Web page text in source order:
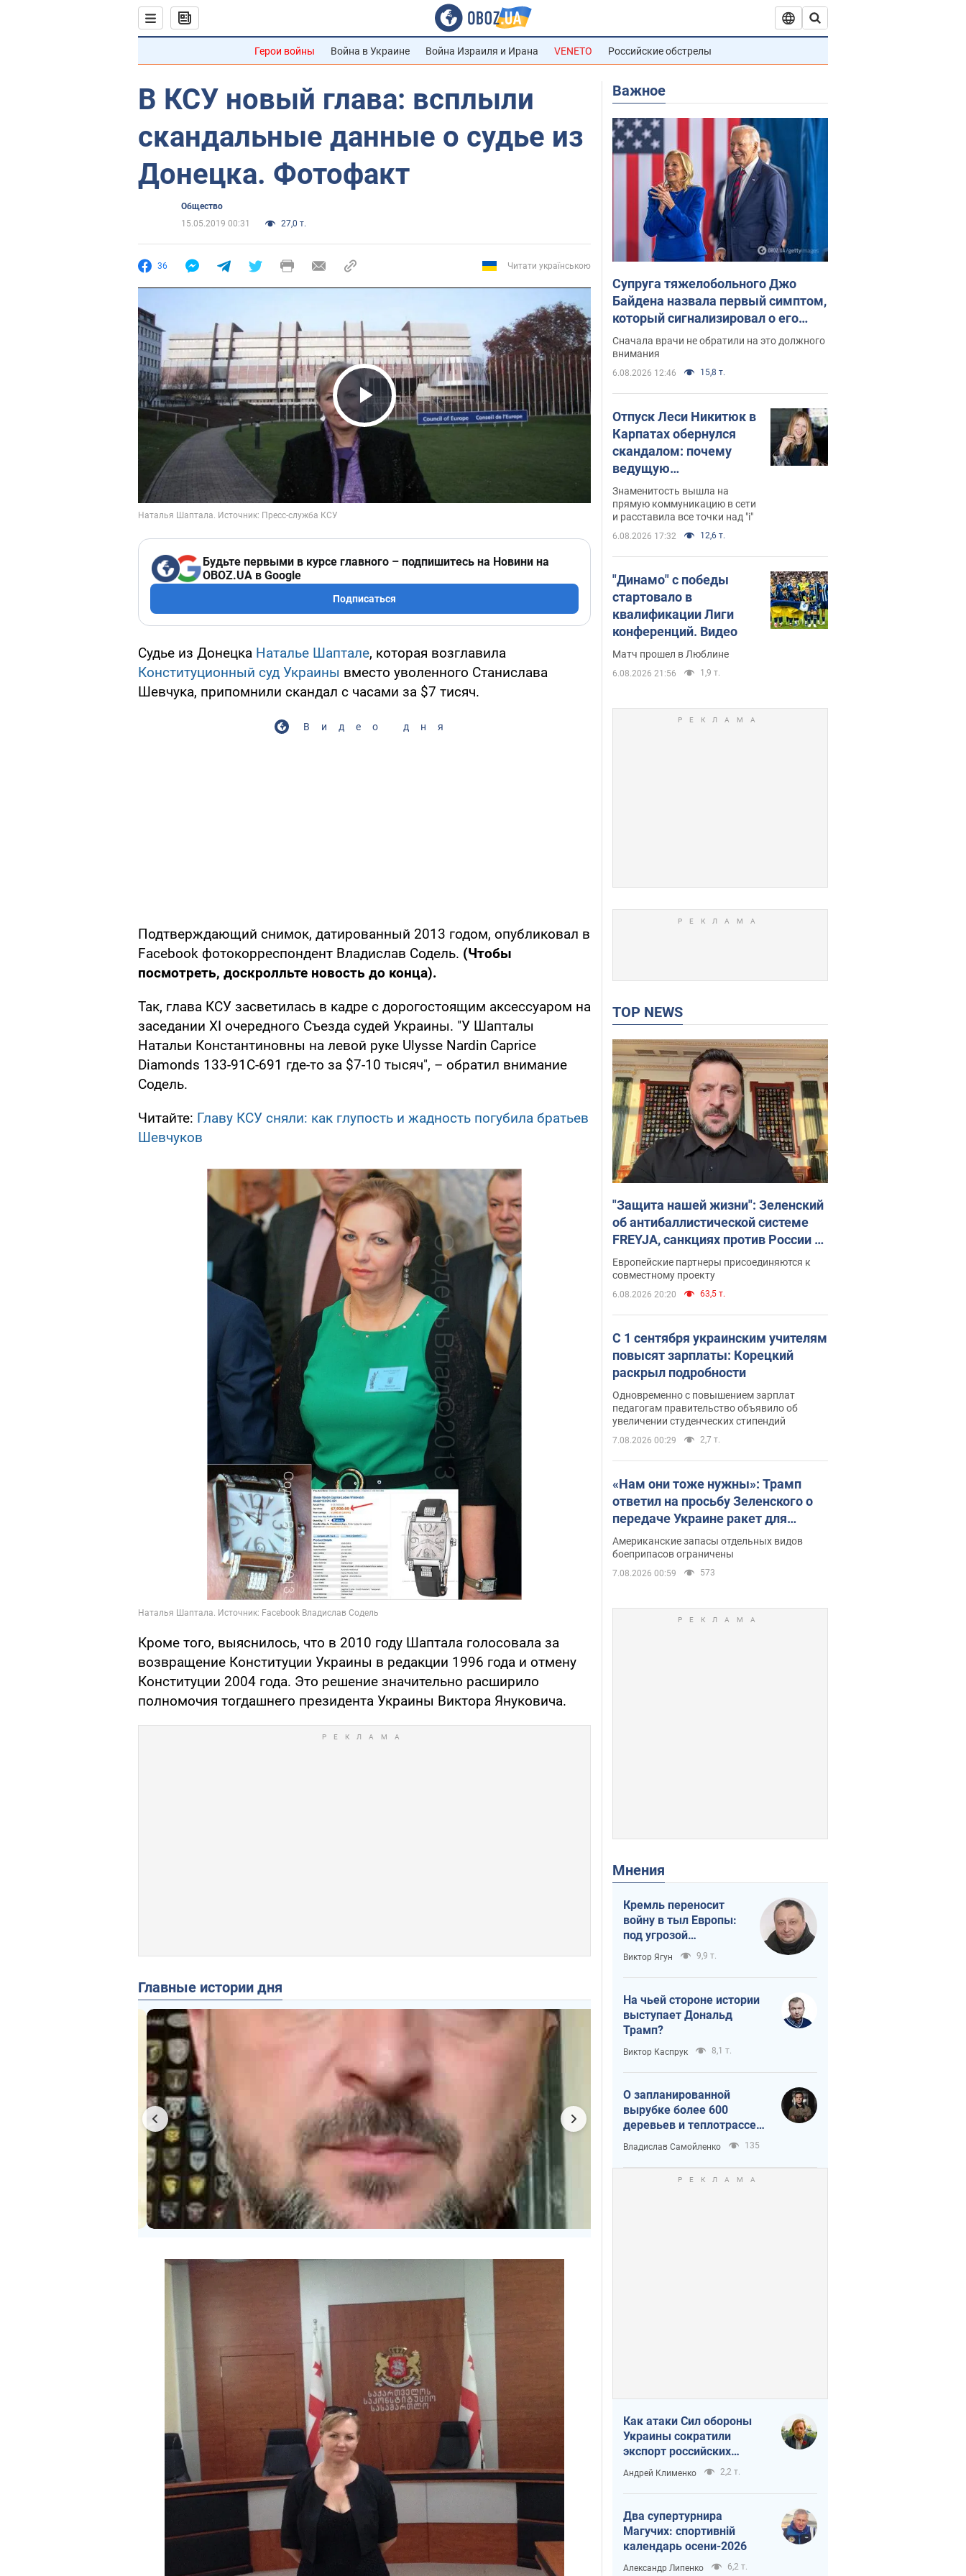
Герои войны Война в Украине Война Израиля и Ирана VENETO Российские обстрелы
В КСУ новый глава: всплыли
скандальные данные о судье из
Донецка. Фотофакт
Общество
15.05.2019 00:31
27,0 т.
36 Читати українською
Play Video
Будьте первыми в курсе главного – подпишитесь на Новини на
OBOZ.UA в Google
Подписаться
Судье из Донецка Наталье Шаптале, которая возглавила
Конституционный суд Украины вместо уволенного Станислава
Шевчука, припомнили скандал с часами за $7 тисяч.
Видео дня
Подтверждающий снимок, датированный 2013 годом, опубликовал в
Facebook фотокорреспондент Владислав Содель. (Чтобы
посмотреть, доскролльте новость до конца).
Так, глава КСУ засветилась в кадре с дорогостоящим аксессуаром на
заседании XI очередного Съезда судей Украины. "У Шапталы
Натальи Константиновны на левой руке Ulysse Nardin Caprice
Diamonds 133-91C-691 где-то за $7-10 тысяч", – обратил внимание
Содель.
Читайте: Главу КСУ сняли: как глупость и жадность погубила братьев
Шевчуков
Кроме того, выяснилось, что в 2010 году Шаптала голосовала за
возвращение Конституции Украины в редакции 1996 года и отмену
Конституции 2004 года. Это решение значительно расширило
полномочия тогдашнего президента Украины Виктора Януковича.
Главные истории дня
Важное
Супруга тяжелобольного Джо
Байдена назвала первый симптом,
который сигнализировал о его
"агрессивном" раке
Сначала врачи не обратили на это должного
внимания
6.08.2026 12:46 15,8 т.
Отпуск Леси Никитюк в
Карпатах обернулся
скандалом: почему
ведущую
несправедливо
захейтили
Знаменитость вышла на
прямую коммуникацию в сети
и расставила все точки над "i"
6.08.2026 17:32 12,6 т.
"Динамо" с победы
стартовало в
квалификации Лиги
конференций. Видео
Матч прошел в Люблине
6.08.2026 21:56 1,9 т.
TOP NEWS
"Защита нашей жизни": Зеленский
об антибаллистической системе
FREYJA, санкциях против России и
поддержке аграриев. Видео
Европейские партнеры присоединяются к
совместному проекту
6.08.2026 20:20 63,5 т.
С 1 сентября украинским учителям
повысят зарплаты: Корецкий
раскрыл подробности
Одновременно с повышением зарплат
педагогам правительство объявило об
увеличении студенческих стипендий
7.08.2026 00:29 2,7 т.
«Нам они тоже нужны»: Трамп
ответил на просьбу Зеленского о
передаче Украине ракет для
Patriot
Американские запасы отдельных видов
боеприпасов ограничены
7.08.2026 00:59 573
Мнения
Кремль переносит
войну в тыл Европы:
под угрозой
критическая
логистика
Виктор Ягун 9,9 т.
На чьей стороне истории
выступает Дональд
Трамп?
Виктор Каспрук 8,1 т.
О запланированной
вырубке более 600
деревьев и теплотрассе:
что происходит на
Теремках в Киеве
Владислав Самойленко 135
Как атаки Сил обороны
Украины сократили
экспорт российских
нефтепродуктов
Андрей Клименко 2,2 т.
Два супертурнира
Магучих: спортивній
календарь осени-2026
Александр Липенко 6,2 т.